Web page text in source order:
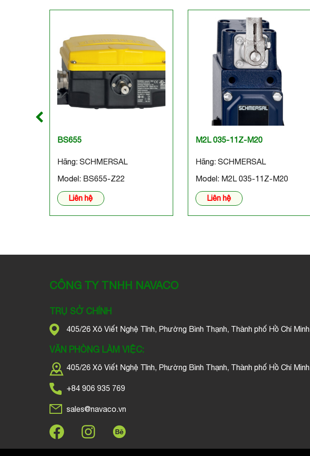
BS655
Hãng: SCHMERSAL
Model: BS655-Z22
Liên hệ
M2L 035-11Z-M20
Hãng: SCHMERSAL
Model: M2L 035-11Z-M20
Liên hệ
CÔNG TY TNHH NAVACO
TRỤ SỞ CHÍNH
405/26 Xô Viết Nghệ Tĩnh, Phường Bình Thạnh, Thành phố Hồ Chí Minh
VĂN PHÒNG LÀM VIỆC:
405/26 Xô Viết Nghệ Tĩnh, Phường Bình Thạnh, Thành phố Hồ Chí Minh
+84 906 935 769
sales@navaco.vn